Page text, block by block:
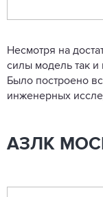
Несмотря на
силы модель так
Было построено
инженерных
АЗЛК